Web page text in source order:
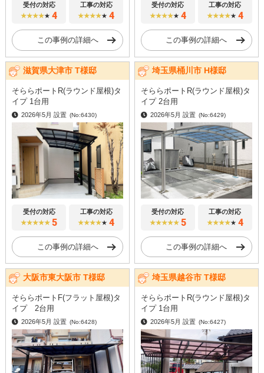
受付の対応
★★★★★ 4
工事の対応
★★★★★ 4
この事例の詳細へ
受付の対応
★★★★★ 4
工事の対応
★★★★★ 4
この事例の詳細へ
滋賀県大津市 T様邸
そららポートR(ラウンド屋根)タ
イプ 1台用
2026年5月 設置 (No:6430)
受付の対応
★★★★★ 5
工事の対応
★★★★★ 4
この事例の詳細へ
埼玉県桶川市 H様邸
そららポートR(ラウンド屋根)タ
イプ 2台用
2026年5月 設置 (No:6429)
受付の対応
★★★★★ 5
工事の対応
★★★★★ 4
この事例の詳細へ
大阪市東大阪市 T様邸
そららポートF(フラット屋根)タ
イプ 2台用
2026年5月 設置 (No:6428)
埼玉県越谷市 T様邸
そららポートR(ラウンド屋根)タ
イプ 1台用
2026年5月 設置 (No:6427)